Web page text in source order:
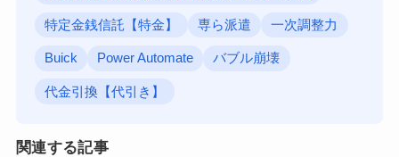
特定金銭信託【特金】 専ら派遣 一次調整力
Buick Power Automate バブル崩壊
代金引換【代引き】
関連する記事